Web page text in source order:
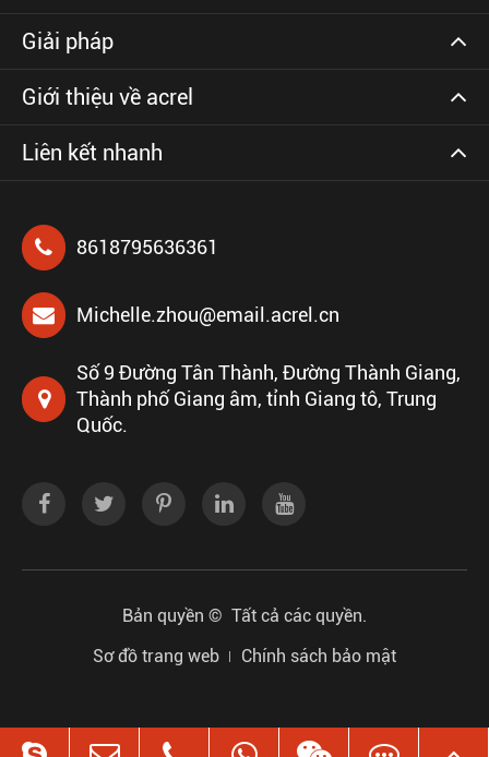
Giải pháp
Giới thiệu về acrel
Liên kết nhanh
8618795636361
Michelle.zhou@email.acrel.cn
Số 9 Đường Tân Thành, Đường Thành Giang,
Thành phố Giang âm, tỉnh Giang tô, Trung
Quốc.
Bản quyền © Tất cả các quyền.
Sơ đồ trang web
Chính sách bảo mật